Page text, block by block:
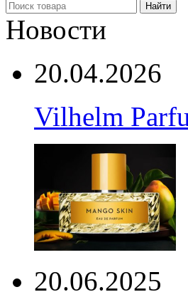
Найти
Новости
20.04.2026
Vilhelm
20.06.2025